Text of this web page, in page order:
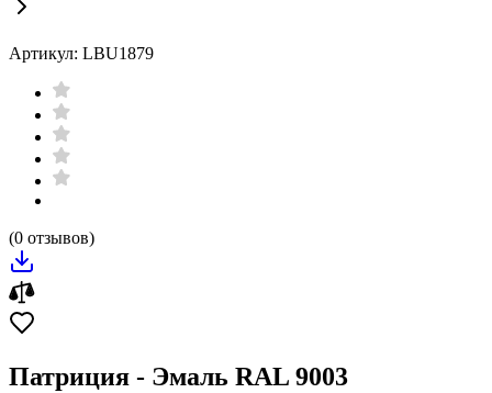
Артикул: LBU1879
(0 отзывов)
Патриция - Эмаль RAL 9003